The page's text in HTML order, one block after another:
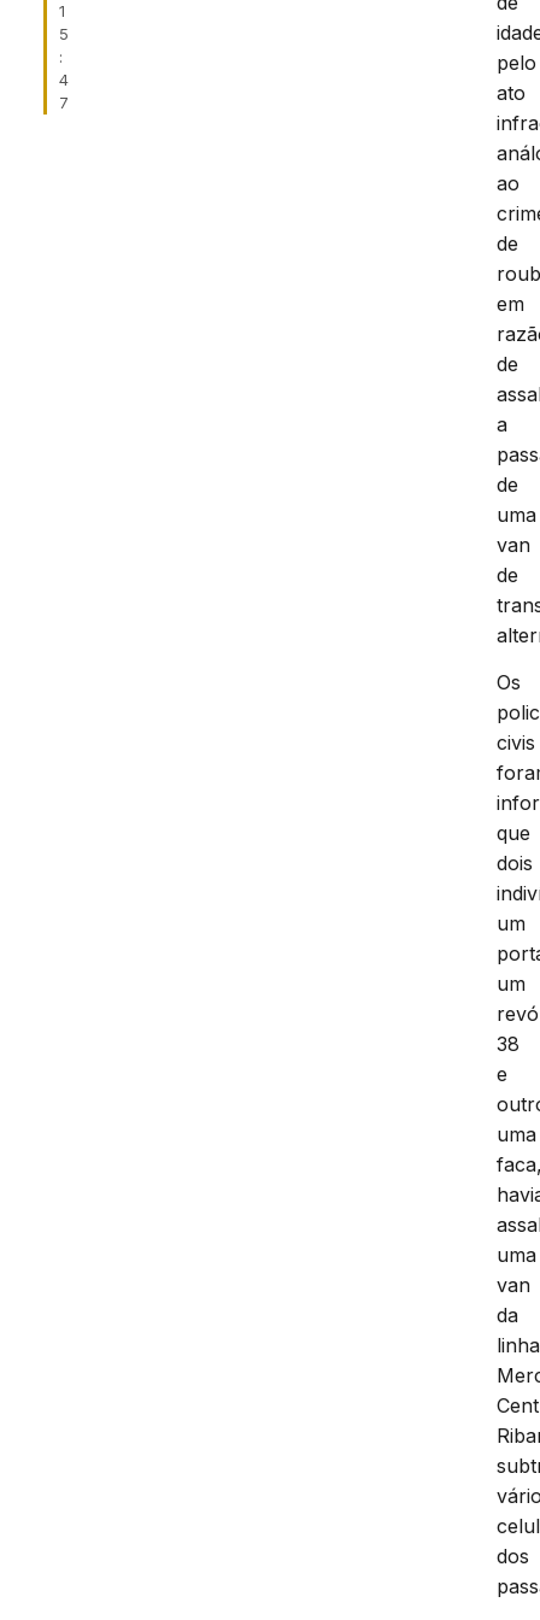
1
5
:
4
7
pelo
ato
ao
de
em
de
a
de
uma
van
de
Os
civis
que
dois
um
um
38
e
uma
uma
van
da
linha
dos